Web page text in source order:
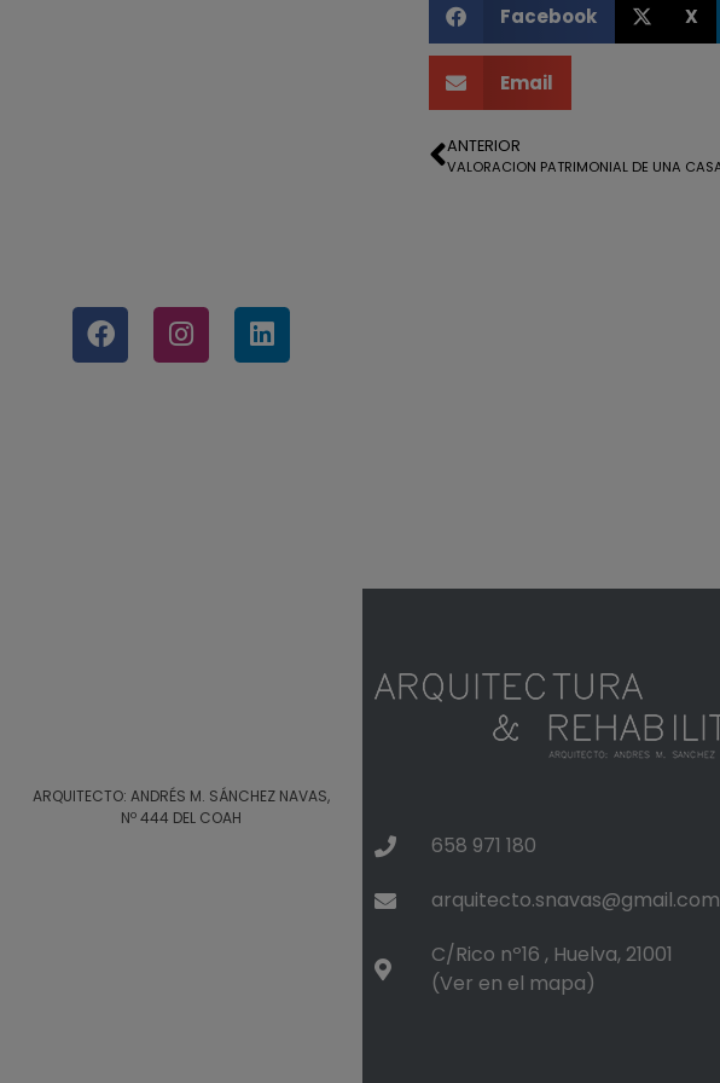
ARQUITECTO: ANDRÉS M. SÁNCHEZ NAVAS,
Nº 444 DEL COAH
Facebook X
Email
ANTERIOR
658 971 180
arquitecto.snavas@gmail.com
C/Rico nº16 , Huelva, 21001
(Ver en el mapa)